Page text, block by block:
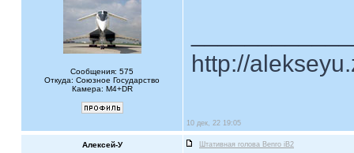
Сообщения: 575
Откуда: Союзное Государство
Камера: M4+DR
http://
10 дек, 22 19:05
Алексей-У Штативная голова Benro iB2